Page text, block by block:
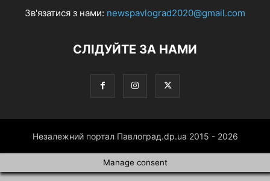
Зв'язатися з нами: newspavlograd2020@gmail.com
СЛІДУЙТЕ ЗА НАМИ
Незалежний портал Павлоград.dp.ua 2015 - 2026
Manage consent